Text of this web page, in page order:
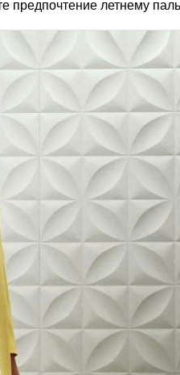
предпочтение летнему